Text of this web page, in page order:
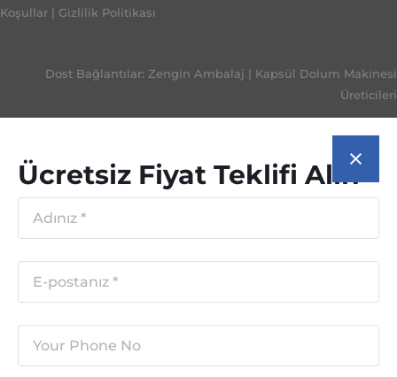
Koşullar | Gizlilik Politikası
Dost Bağlantılar: Zengin Ambalaj | Kapsül Dolum Makinesi
Üreticileri
Ücretsiz Fiyat Teklifi Alın